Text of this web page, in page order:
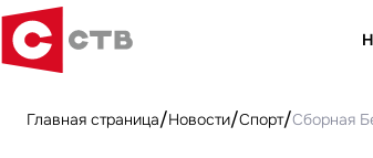
Главная страница Новости Спорт Сборная